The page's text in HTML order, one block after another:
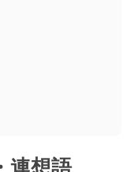
連想語